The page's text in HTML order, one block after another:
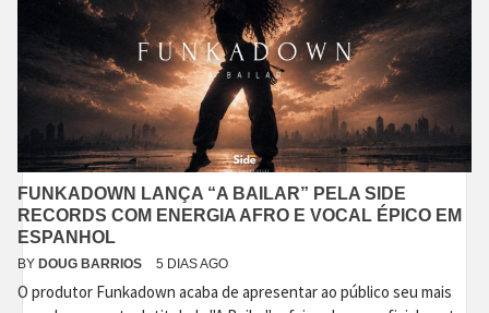
FUNKADOWN LANÇA “A BAILAR” PELA SIDE
RECORDS COM ENERGIA AFRO E VOCAL ÉPICO EM
ESPANHOL
BY DOUG BARRIOS 5 DIAS AGO
O produtor Funkadown acaba de apresentar ao público seu mais